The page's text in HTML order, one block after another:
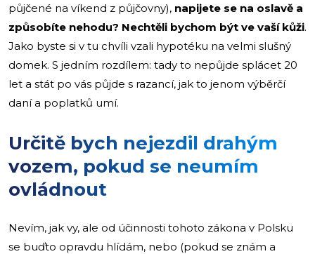
půjčené na víkend z půjčovny), napijete se na oslavě a
způsobíte nehodu? Nechtěli bychom být ve vaší kůži.
Jako byste si v tu chvíli vzali hypotéku na velmi slušný
domek. S jedním rozdílem: tady to nepůjde splácet 20
let a stát po vás půjde s razancí, jak to jenom výběrčí
daní a poplatků umí.
Určitě bych nejezdil drahým
vozem, pokud se neumím
ovládnout
Nevím, jak vy, ale od účinnosti tohoto zákona v Polsku
se buďto opravdu hlídám, nebo (pokud se znám a